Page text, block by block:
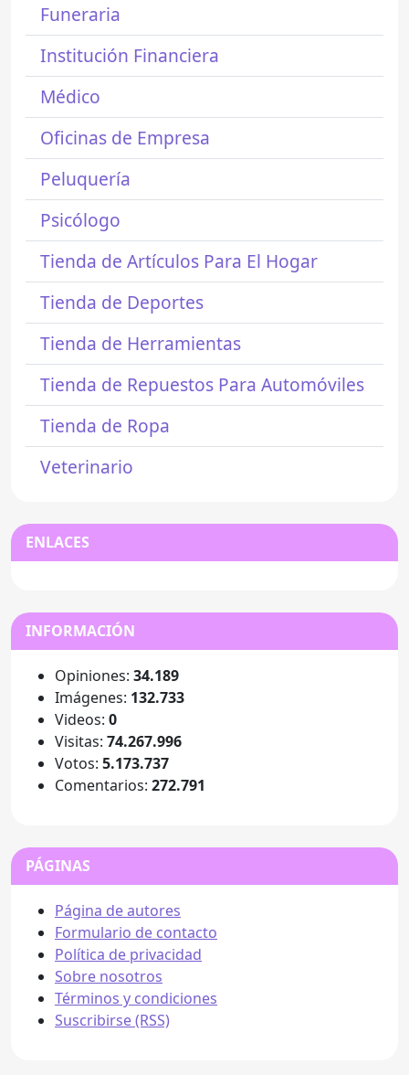
Funeraria
Institución Financiera
Médico
Oficinas de Empresa
Peluquería
Psicólogo
Tienda de Artículos Para El Hogar
Tienda de Deportes
Tienda de Herramientas
Tienda de Repuestos Para Automóviles
Tienda de Ropa
Veterinario
ENLACES
INFORMACIÓN
Opiniones: 34.189
Imágenes: 132.733
Videos: 0
Visitas: 74.267.996
Votos: 5.173.737
Comentarios: 272.791
PÁGINAS
Página de autores
Formulario de contacto
Política de privacidad
Sobre nosotros
Términos y condiciones
Suscribirse (RSS)